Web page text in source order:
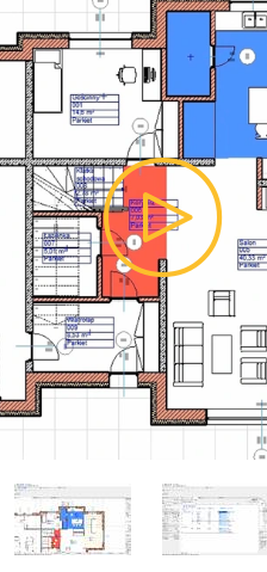
Play
Video